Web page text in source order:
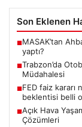
Son Eklenen
■MASAK’tan
yaptı?
■Trabzon’da
Müdahalesi
■FED faiz kararı
beklentisi belli
■Açık Hava
Çözümleri